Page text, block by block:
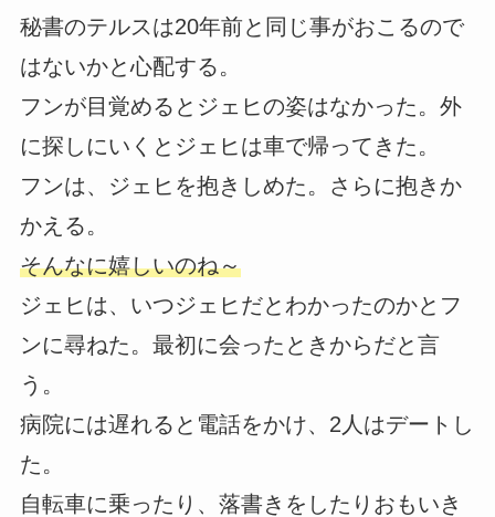
秘書のテルスは20年前と同じ事がおこるので
はないかと心配する。
フンが目覚めるとジェヒの姿はなかった。外
に探しにいくとジェヒは車で帰ってきた。
フンは、ジェヒを抱きしめた。さらに抱きか
かえる。
そんなに嬉しいのね～
ジェヒは、いつジェヒだとわかったのかとフ
ンに尋ねた。最初に会ったときからだと言
う。
病院には遅れると電話をかけ、2人はデートし
た。
自転車に乗ったり、落書きをしたりおもいき